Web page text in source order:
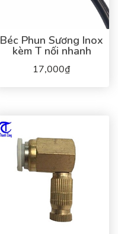
Béc Phun Sương Inox
kèm T nối nhanh
17,000₫